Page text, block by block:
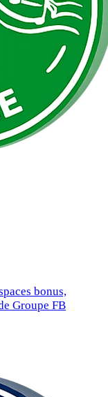
bonus,
Groupe FB